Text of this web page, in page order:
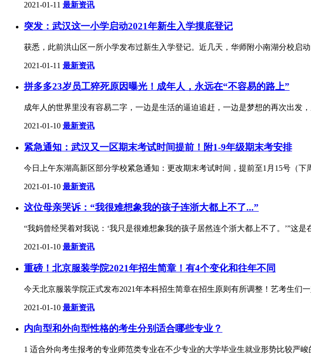
2021-01-11 最新资讯
突发：武汉这一小学启动2021年新生入学摸底登记
获悉，此前洪山区一所小学发布过新生入学登记。近几天，华师附小南湖分校启
2021-01-11 最新资讯
拼多多23岁员工猝死原因曝光！成年人，永远在“不容易的路上”
成年人的世界里没有容易二字，一边是生活的逼迫追赶，一边是梦想的再次出发
2021-01-10 最新资讯
紧急通知：武汉又一区期末考试时间提前！附1-9年级期末考安排
今日上午东湖高新区部分学校紧急通知：更改期末考试时间，提前至1月15号（
2021-01-10 最新资讯
这位母亲哭诉：“我很难想象我的孩子连浙大都上不了...”
“我妈曾经哭着对我说：‘我只是很难想象我的孩子居然连个浙大都上不了。’”这
2021-01-10 最新资讯
重磅！北京服装学院2021年招生简章！有4个变化和往年不同
今天北京服装学院正式发布2021年本科招生简章在招生原则有所调整！艺考生们
2021-01-10 最新资讯
内向型和外向型性格的考生分别适合哪些专业？
1 适合外向考生报考的专业师范类专业在不少专业的大学毕业生就业形势比较严